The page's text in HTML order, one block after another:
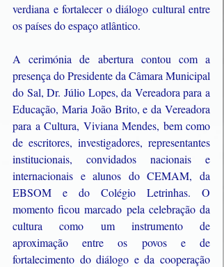
verdiana e fortalecer o diálogo cultural entre
os países do espaço atlântico.
A cerimónia de abertura contou com a
presença do Presidente da Câmara Municipal
do Sal, Dr. Júlio Lopes, da Vereadora para a
Educação, Maria João Brito, e da Vereadora
para a Cultura, Viviana Mendes, bem como
de escritores, investigadores, representantes
institucionais, convidados nacionais e
internacionais e alunos do CEMAM, da
EBSOM e do Colégio Letrinhas. O
momento ficou marcado pela celebração da
cultura como um instrumento de
aproximação entre os povos e de
fortalecimento do diálogo e da cooperação